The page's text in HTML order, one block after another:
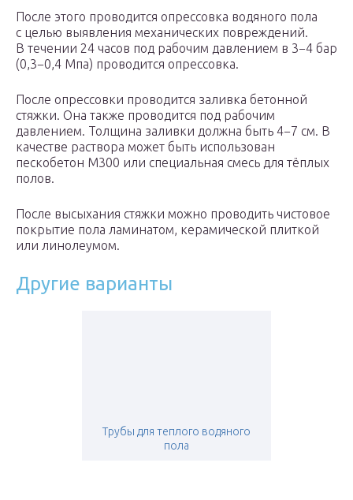
После этого проводится опрессовка водяного пола
с целью выявления механических повреждений.
В течении 24 часов под рабочим давлением в 3−4 бар
(0,3−0,4 Мпа) проводится опрессовка.
После опрессовки проводится заливка бетонной
стяжки. Она также проводится под рабочим
давлением. Толщина заливки должна быть 4−7 см. В
качестве раствора может быть использован
пескобетон М300 или специальная смесь для тёплых
полов.
После высыхания стяжки можно проводить чистовое
покрытие пола ламинатом, керамической плиткой
или линолеумом.
Другие варианты
Трубы для теплого водяного
пола